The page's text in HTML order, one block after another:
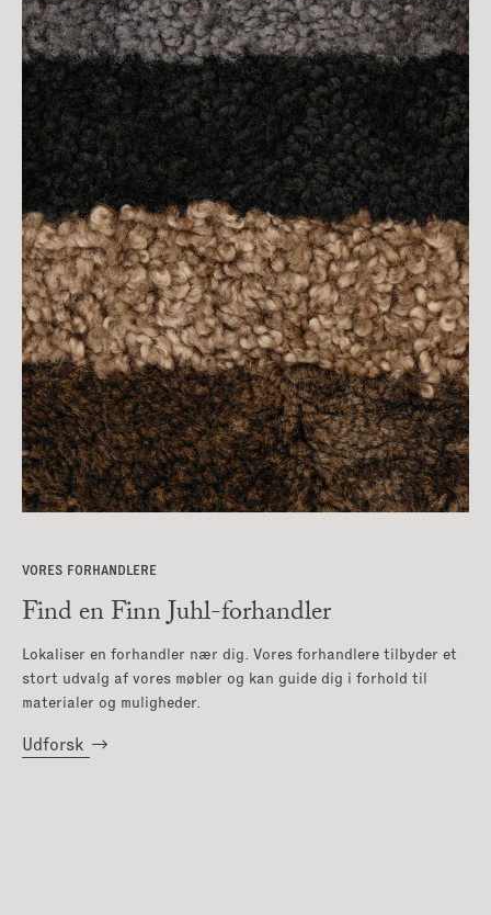
VORES FORHANDLERE
Find en Finn Juhl-forhandler
Lokaliser en forhandler nær dig. Vores forhandlere tilbyder et
stort udvalg af vores møbler og kan guide dig i forhold til
materialer og muligheder.
Udforsk